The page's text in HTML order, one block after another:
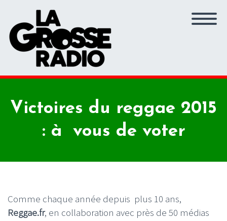
Victoires du reggae 2015
: à vous de voter
Comme chaque année depuis plus 10 ans,
Reggae.fr, en collaboration avec près de 50 médias